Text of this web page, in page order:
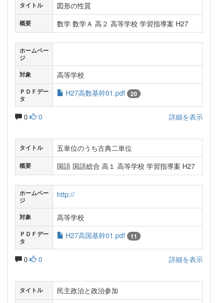
タイトル 図形の性質
概要 数学 数学Ａ 高２ 高等学校 学習指導案 H27
ホームペー
ジ
対象
高等学校
ＰＤＦデー
タ
H27高数基幹01.pdf 20
0 0 詳細を表示
タイトル 五単位のうち古典二単位
概要 国語 国語総合 高１ 高等学校 学習指導案 H27
ホームペー
ジ
http://
対象 高等学校
ＰＤＦデー
タ
H27高国基幹01.pdf 11
0 0 詳細を表示
タイトル 民主政治と政治参加